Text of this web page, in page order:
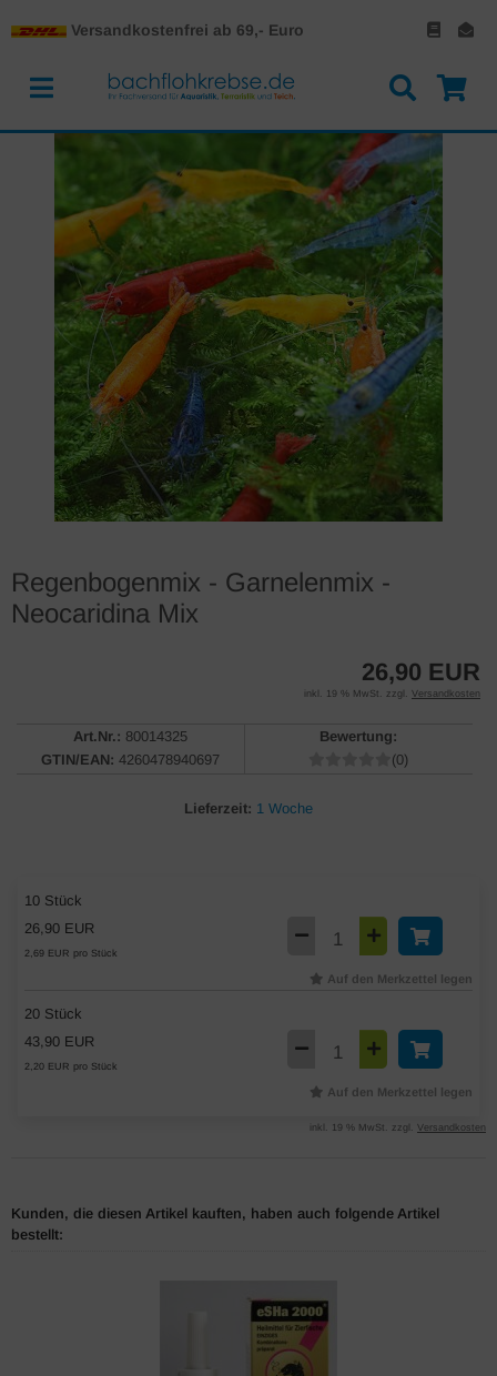
Versandkostenfrei ab 69,- Euro
Regenbogenmix - Garnelenmix -
Neocaridina Mix
26,90 EUR
inkl. 19 % MwSt. zzgl. Versandkosten
Art.Nr.: 80014325
GTIN/EAN: 4260478940697
Bewertung:
(0)
Lieferzeit: 1 Woche
10 Stück
26,90 EUR
2,69 EUR pro Stück
Auf den Merkzettel legen
20 Stück
43,90 EUR
2,20 EUR pro Stück
Auf den Merkzettel legen
inkl. 19 % MwSt. zzgl. Versandkosten
Kunden, die diesen Artikel kauften, haben auch folgende Artikel
bestellt: